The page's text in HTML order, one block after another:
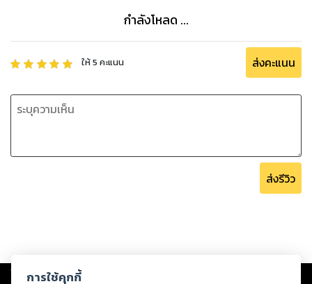
กำลังโหลด ...
ให้5 คะแนน ส่งคะแนน
ส่งรีวิว
Copyright © 2026
การใช้คุกกี้